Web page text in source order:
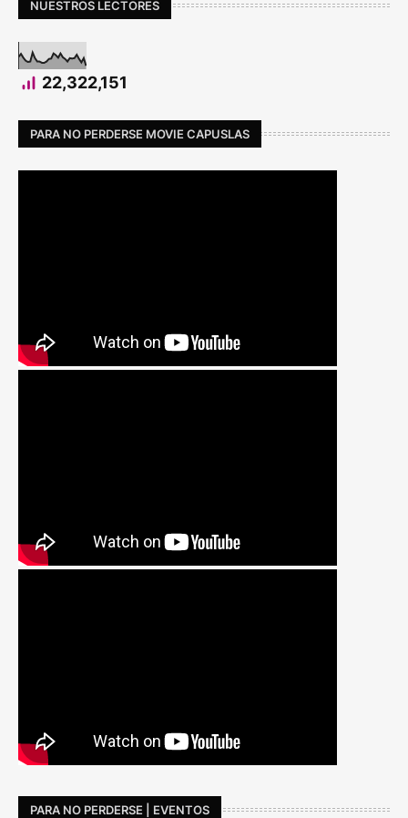
NUESTROS LECTORES
22,322,151
PARA NO PERDERSE MOVIE CAPUSLAS
PARA NO PERDERSE | EVENTOS